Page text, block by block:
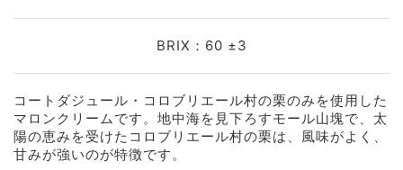
BRIX：60 ±3
コートダジュール・コロブリエール村の栗のみを使用した
マロンクリームです。地中海を見下ろすモール山塊で、太
陽の恵みを受けたコロブリエール村の栗は、風味がよく、
甘みが強いのが特徴です。